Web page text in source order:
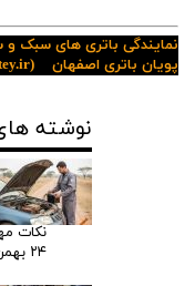
نمایندگی باتری های سبک و
پویان باتری اصفهان
(pooyan battey.ir)
نوشته
نکات
۲۴ بهمن ۰۴